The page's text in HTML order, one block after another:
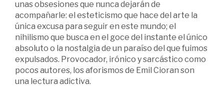
unas obsesiones que nunca dejarán de
acompañarle: el esteticismo que hace del arte la
única excusa para seguir en este mundo; el
nihilismo que busca en el goce del instante el único
absoluto o la nostalgia de un paraíso del que fuimos
expulsados. Provocador, irónico y sarcástico como
pocos autores, los aforismos de Emil Cioran son
una lectura adictiva.